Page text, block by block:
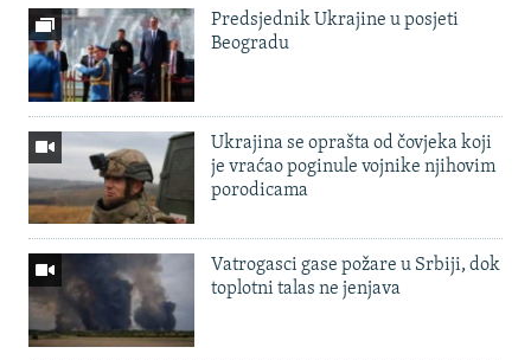
Predsjednik Ukrajine u posjeti
Beogradu
Ukrajina se oprašta od čovjeka koji
je vraćao poginule vojnike njihovim
porodicama
Vatrogasci gase požare u Srbiji, dok
toplotni talas ne jenjava